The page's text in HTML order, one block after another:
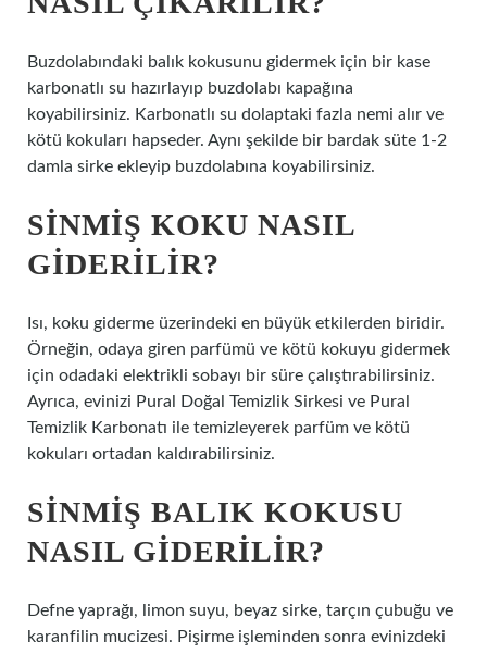
Buzdolabındaki balık kokusunu gidermek için bir kase
karbonatlı su hazırlayıp buzdolabı kapağına
koyabilirsiniz. Karbonatlı su dolaptaki fazla nemi alır ve
kötü kokuları hapseder. Aynı şekilde bir bardak süte 1-2
damla sirke ekleyip buzdolabına koyabilirsiniz.
SINMIŞ KOKU NASIL
GIDERILIR?
Isı, koku giderme üzerindeki en büyük etkilerden biridir.
Örneğin, odaya giren parfümü ve kötü kokuyu gidermek
için odadaki elektrikli sobayı bir süre çalıştırabilirsiniz.
Ayrıca, evinizi Pural Doğal Temizlik Sirkesi ve Pural
Temizlik Karbonatı ile temizleyerek parfüm ve kötü
kokuları ortadan kaldırabilirsiniz.
SINMIŞ BALIK KOKUSU
NASIL GIDERILIR?
Defne yaprağı, limon suyu, beyaz sirke, tarçın çubuğu ve
karanfilin mucizesi. Pişirme işleminden sonra evinizdeki